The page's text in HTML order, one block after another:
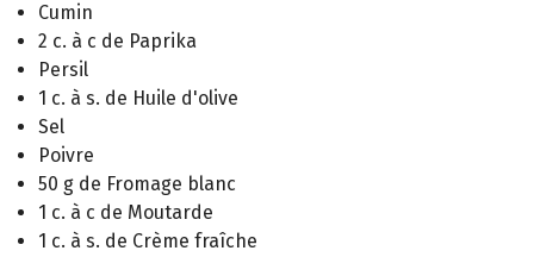
Cumin
2 c. à c de Paprika
Persil
1 c. à s. de Huile d'olive
Sel
Poivre
50 g de Fromage blanc
1 c. à c de Moutarde
1 c. à s. de Crème fraîche